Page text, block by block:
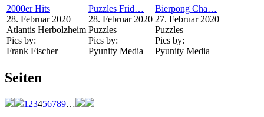
2000er Hits
28. Februar 2020
Atlantis Herbolzheim
Pics by:
Frank Fischer
Puzzles Frid…
28. Februar 2020
Puzzles
Pics by:
Pyunity Media
Bierpong Cha…
27. Februar 2020
Puzzles
Pics by:
Pyunity Media
Seiten
1 23456789…